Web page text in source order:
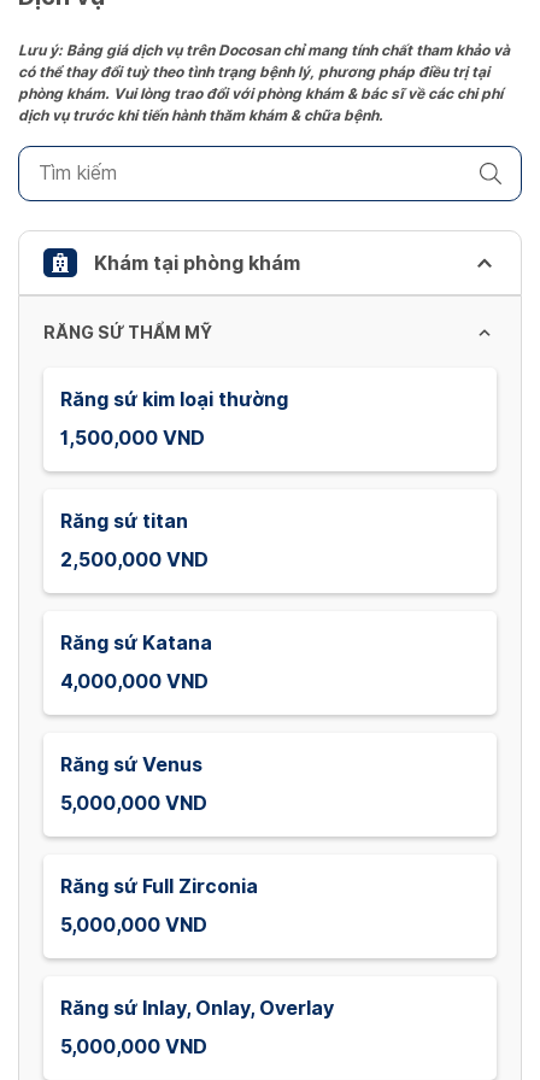
the
question
mark
to
keyboard
shortcuts
changing
Lưu ý: Bảng giá dịch vụ trên Docosan chỉ mang tính chất tham khảo và
có thể thay đổi tuỳ theo tình trạng bệnh lý, phương pháp điều trị tại
phòng khám. Vui lòng trao đổi với phòng khám & bác sĩ về các chi phí
dịch vụ trước khi tiến hành thăm khám & chữa bệnh.
Khám tại phòng khám
RĂNG SỨ THẨM MỸ
Răng sứ kim loại thường
1,500,000 VND
Răng sứ titan
2,500,000 VND
Răng sứ Katana
4,000,000 VND
Răng sứ Venus
5,000,000 VND
Răng sứ Full Zirconia
5,000,000 VND
Răng sứ Inlay, Onlay, Overlay
5,000,000 VND